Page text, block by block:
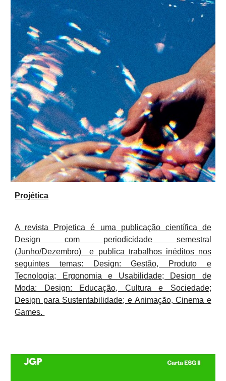
Projética
A revista Projetica é uma publicação científica de
Design com periodicidade semestral
(Junho/Dezembro) e publica trabalhos inéditos nos
seguintes temas: Design: Gestão, Produto e
Tecnologia; Ergonomia e Usabilidade; Design de
Moda: Design: Educação, Cultura e Sociedade;
Design para Sustentabilidade; e Animação, Cinema e
Games.